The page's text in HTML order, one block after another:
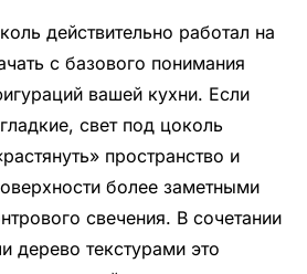
действительно работал на
с базового понимания
вашей кухни. Если
свет под цоколь
пространство и
более заметными
свечения. В сочетании
дерево текстурами это